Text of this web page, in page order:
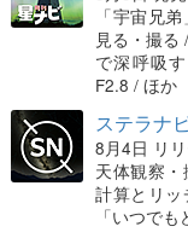
「宇宙兄
見る・撮
で深呼吸
F2.8 / ほか
ステラナ
8月4日 リ
天体観察
計算とリ
「いつで